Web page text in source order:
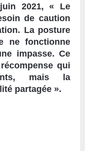
2021,« Le
de caution
La posture
ne fonctionne
impasse. Ce
qui
mais la
partagée ».